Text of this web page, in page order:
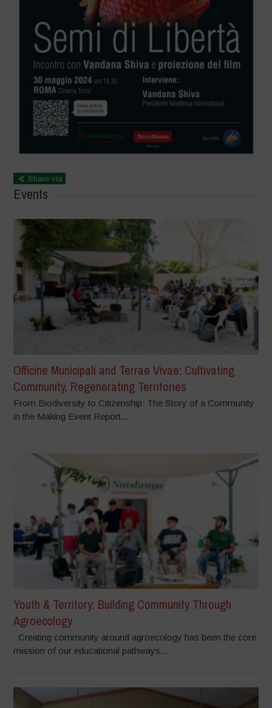
Share via
Events
Officine Municipali and Terrae Vivae: Cultivating
Community, Regenerating Territories
From Biodiversity to Citizenship: The Story of a Community
in the Making Event Report...
Youth & Territory: Building Community Through
Agroecology
Creating community around agroecology has been the core
mission of our educational pathways...